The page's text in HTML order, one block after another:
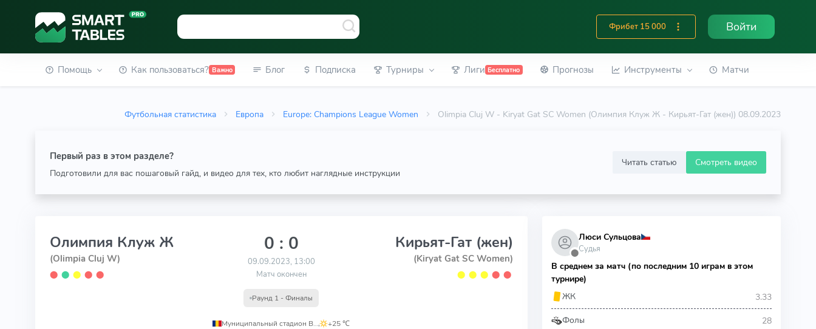
Фрибет 15 000 Войти
Помощь Как пользоваться? Важно Блог Подписка Турниры Лиги Бесплатно Прогнозы Инструменты Матчи
Футбольная статистика Европа Europe: Champions League Women Olimpia Cluj W - Kiryat Gat SC Women (Олимпия Клуж Ж - Кирьят-Гат (жен)) 08.09.2023
Первый раз в этом разделе?
Подготовили для вас пошаговый гайд, и видео для тех, кто любит наглядные инструкции
Читать статью Смотреть видео
Олимпия Клуж Ж
(Olimpia Cluj W)
⬤ ⬤ ⬤ ⬤ ⬤
0 : 0
09.09.2023, 13:00
Матч окончен
Раунд 1 - Финалы
Муниципальный стадион Виктория, +25 ℃
Кирьят-Гат (жен)
(Kiryat Gat SC Women)
⬤ ⬤ ⬤ ⬤ ⬤
⬤
Люси Сульцова
Судья
В среднем за матч (по последним 10 играм в этом
турнире)
ЖК
3.33
Фолы 28